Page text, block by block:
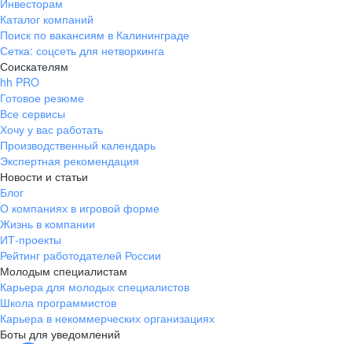
Инвесторам
Каталог компаний
Поиск по вакансиям в Калининграде
Сетка: соцсеть для нетворкинга
Соискателям
hh PRO
Готовое резюме
Все сервисы
Хочу у вас работать
Производственный календарь
Экспертная рекомендация
Новости и статьи
Блог
О компаниях в игровой форме
Жизнь в компании
ИТ-проекты
Рейтинг работодателей России
Молодым специалистам
Карьера для молодых специалистов
Школа программистов
Карьера в некоммерческих организациях
Боты для уведомлений